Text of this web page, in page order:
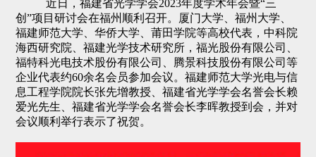
近日，福建省光学学会2023年度学术年会暨“三
创”项目研讨会在福州顺利召开。厦门大学、福州大学、
福建师范大学、华侨大学、莆田学院等高校代表，中科院
海西研究院、福建光学技术研究所，福光股份有限公司、
福特科光电技术股份有限公司、腾景科技股份有限公司等
企业代表约60余名会员参加会议。福建师范大学光电与信
息工程学院院长张先增教授、福建省光学学会名誉会长赖
爱光先生、福建省光学学会名誉会长李晖教授到会，并对
会议顺利举行表示了祝贺。